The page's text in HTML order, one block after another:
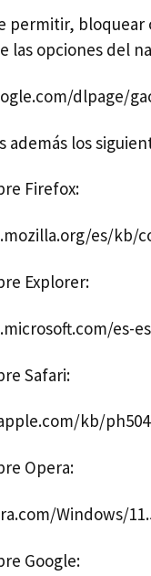
permitir,
las opciones del
dlpage/
además los
Firefox:
es/kb/
Explorer:
es-
Safari:
kb/
Opera:
Windows/
Google: